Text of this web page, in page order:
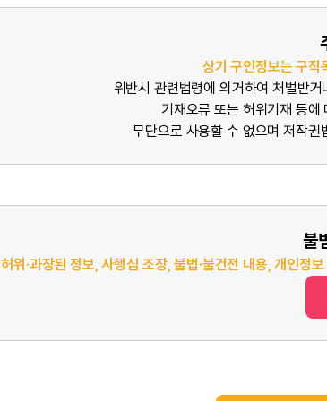
상기 구인정보는 구직
위반시 관련법령에 의거하여 처벌받
기재오류 또는 허위기재 등에
무단으로 사용할 수 없으며 저작
불
허위·과장된 정보, 사행심 조장, 불법·불건전 내용, 개인정